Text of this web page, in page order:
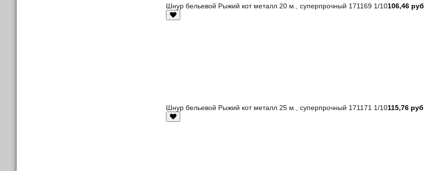
Шнур бельевой Рыжий кот металл 20 м., суперпрочный 171169 1/10106,46 руб
Шнур бельевой Рыжий кот металл 25 м., суперпрочный 171171 1/10115,76 руб